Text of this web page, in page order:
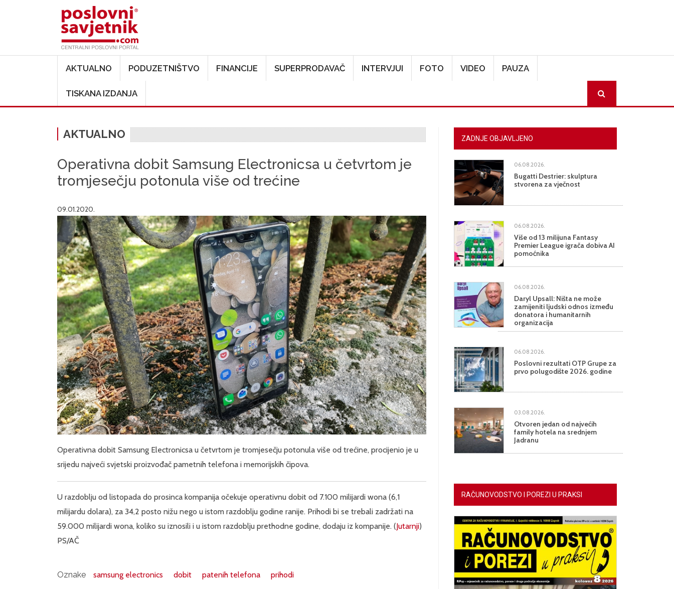
AKTUALNO PODUZETNIŠTVO FINANCIJE SUPERPRODAVAČ INTERVJUI FOTO VIDEO PAUZA
TISKANA IZDANJA
AKTUALNO
Operativna dobit Samsung Electronicsa u četvrtom je
tromjesečju potonula više od trećine
09.01.2020.
Operativna dobit Samsung Electronicsa u četvrtom je tromjesečju potonula više od trećine, procijenio je u
srijedu najveći svjetski proizvođač pametnih telefona i memorijskih čipova.
U razdoblju od listopada do prosinca kompanija očekuje operativnu dobit od 7.100 milijardi wona (6,1
milijardu dolara), za 34,2 posto nižu nego u istom razdoblju godine ranije. Prihodi bi se trebali zadržati na
59.000 milijardi wona, koliko su iznosili i u istom razdoblju prethodne godine, dodaju iz kompanije. (Jutarnji)
PS/AČ
Oznake samsung electronics dobit patenih telefona prihodi
ZADNJE OBJAVLJENO
06.08.2026.
Bugatti Destrier: skulptura
stvorena za vječnost
06.08.2026.
Više od 13 milijuna Fantasy
Premier League igrača dobiva AI
pomoćnika
06.08.2026.
Daryl Upsall: Ništa ne može
zamijeniti ljudski odnos između
donatora i humanitarnih
organizacija
06.08.2026.
Poslovni rezultati OTP Grupe za
prvo polugodište 2026. godine
03.08.2026.
Otvoren jedan od najvećih
family hotela na srednjem
Jadranu
RAČUNOVODSTVO I POREZI U PRAKSI